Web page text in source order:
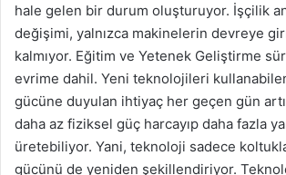
hale gelen bir durum oluşturuyor. İşçilik
değişimi, yalnızca makinelerin devreye
kalmıyor. Eğitim ve Yetenek Geliştirme
evrime dahil. Yeni teknolojileri
gücüne duyulan ihtiyaç her geçen gün
daha az fiziksel güç harcayıp daha fazla
üretebiliyor. Yani, teknoloji sadece
gücünü de yeniden şekillendiriyor.